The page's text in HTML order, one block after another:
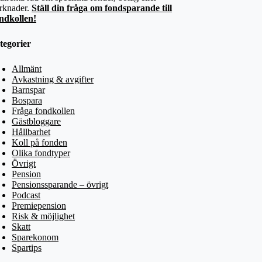
Ställ din fråga om fondsparande till
Allmänt
Avkastning & avgifter
Barnspar
Bospara
Fråga fondkollen
Gästbloggare
Hållbarhet
Koll på fonden
Olika fondtyper
Övrigt
Pension
Pensionssparande – övrigt
Podcast
Premiepension
Risk & möjlighet
Skatt
Sparekonom
Spartips